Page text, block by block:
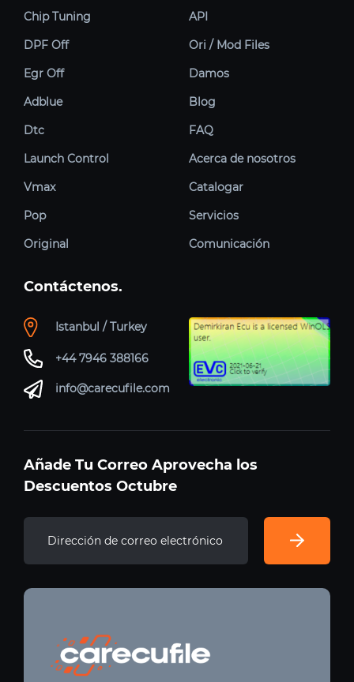
Chip Tuning
DPF Off
Egr Off
Adblue
Dtc
Launch Control
Vmax
Pop
Original
API
Ori / Mod Files
Damos
Blog
FAQ
Acerca de nosotros
Catalogar
Servicios
Comunicación
Contáctenos.
Istanbul / Turkey
+44 7946 388166
info@carecufile.com
Añade Tu Correo Aprovecha los
Descuentos Octubre